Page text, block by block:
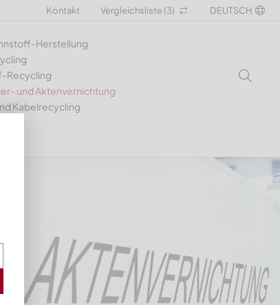
Kontakt Vergleichsliste (3) DEUTSCH
Herstellung
Recycling
und Aktenvernichtung
Kabelrecycling